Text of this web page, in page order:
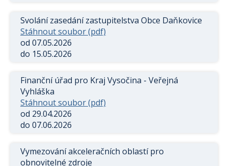
Svolání zasedání zastupitelstva Obce Daňkovice
Stáhnout soubor (pdf)
od 07.05.2026
do 15.05.2026
Finanční úřad pro Kraj Vysočina - Veřejná
Vyhláška
Stáhnout soubor (pdf)
od 29.04.2026
do 07.06.2026
Vymezování akceleračních oblastí pro
obnovitelné zdroje